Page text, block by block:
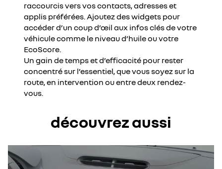
raccourcis vers vos contacts, adresses et
applis préférées. Ajoutez des widgets pour
accéder d’un coup d’œil aux infos clés de votre
véhicule comme le niveau d’huile ou votre
EcoScore.
Un gain de temps et d’efficacité pour rester
concentré sur l’essentiel, que vous soyez sur la
route, en intervention ou entre deux rendez-
vous.
découvrez aussi